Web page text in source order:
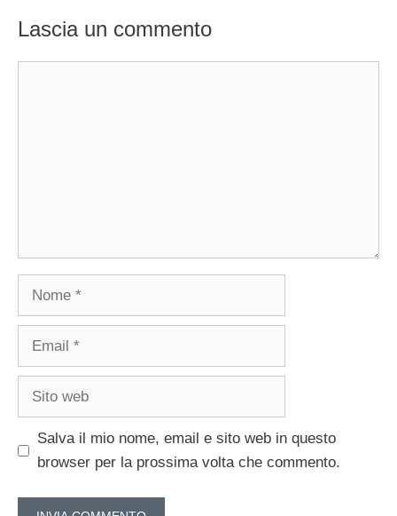
Lascia un commento
Nome
Email
Sito
Salva il mio nome, email e sito web in questo
browser per la prossima volta che commento.